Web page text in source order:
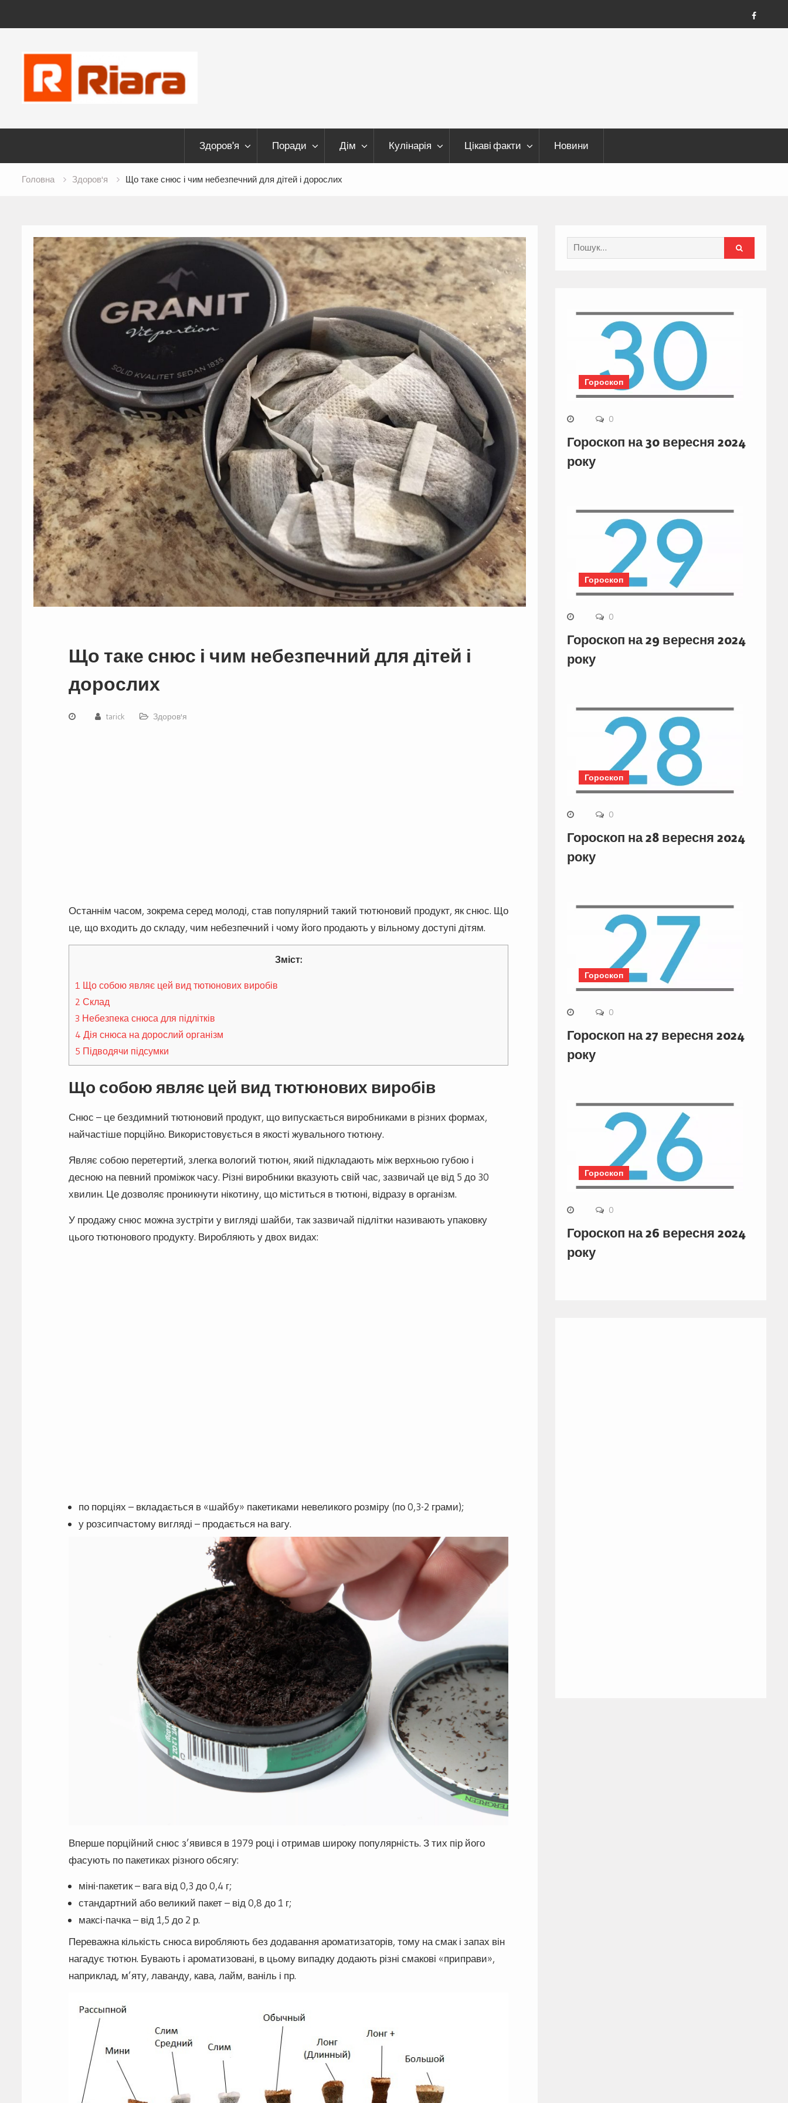
FB
content
Здоров’я Поради Дім Кулінарія Цікаві факти Новини
Головна Здоров'я Що таке снюс і чим небезпечний для дітей і дорослих
Що таке снюс і чим небезпечний для дітей і
дорослих
tarick Здоров'я
Останнім часом, зокрема серед молоді, став популярний такий тютюновий продукт, як снюс. Що
це, що входить до складу, чим небезпечний і чому його продають у вільному доступі дітям.
Зміст:
1 Що собою являє цей вид тютюнових виробів
2 Склад
3 Небезпека снюса для підлітків
4 Дія снюса на дорослий організм
5 Підводячи підсумки
Що собою являє цей вид тютюнових виробів
Снюс – це бездимний тютюновий продукт, що випускається виробниками в різних формах,
найчастіше порційно. Використовується в якості жувального тютюну.
Являє собою перетертий, злегка вологий тютюн, який підкладають між верхньою губою і
десною на певний проміжок часу. Різні виробники вказують свій час, зазвичай це від 5 до 30
хвилин. Це дозволяє проникнути нікотину, що міститься в тютюні, відразу в організм.
У продажу снюс можна зустріти у вигляді шайби, так зазвичай підлітки називають упаковку
цього тютюнового продукту. Виробляють у двох видах:
по порціях – вкладається в «шайбу» пакетиками невеликого розміру (по 0,3-2 грами);
у розсипчастому вигляді – продається на вагу.
Вперше порційний снюс з’явився в 1979 році і отримав широку популярність. З тих пір його
фасують по пакетиках різного обсягу:
міні-пакетик – вага від 0,3 до 0,4 г;
стандартний або великий пакет – від 0,8 до 1 г;
максі-пачка – від 1,5 до 2 р.
Переважна кількість снюса виробляють без додавання ароматизаторів, тому на смак і запах він
нагадує тютюн. Бувають і ароматизовані, в цьому випадку додають різні смакові «приправи»,
наприклад, м’яту, лаванду, кава, лайм, ваніль і пр.
Search
for:
Гороскоп
0
Гороскоп на 30 вересня 2024
року
Гороскоп
0
Гороскоп на 29 вересня 2024
року
Гороскоп
0
Гороскоп на 28 вересня 2024
року
Гороскоп
0
Гороскоп на 27 вересня 2024
року
Гороскоп
0
Гороскоп на 26 вересня 2024
року